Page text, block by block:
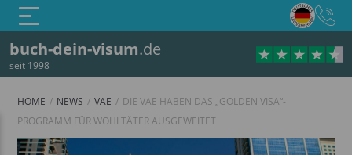
buch-dein-visum.de
seit 1998
HOME NEWS VAE
DIE VAE HABEN DAS „GOLDEN VISA“-
PROGRAMM FÜR WOHLTÄTER AUSGEWEITET